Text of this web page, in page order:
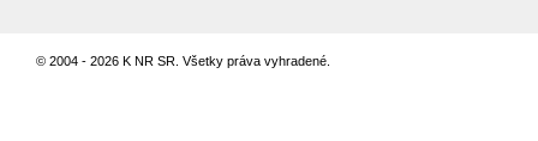
© 2004 - 2026 K NR SR. Všetky práva vyhradené.